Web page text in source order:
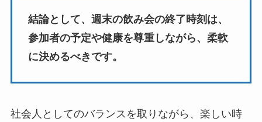
結論として、週末の飲み会の終了時刻は、
参加者の予定や健康を尊重しながら、柔軟
に決めるべきです。
社会人としてのバランスを取りながら、楽しい時